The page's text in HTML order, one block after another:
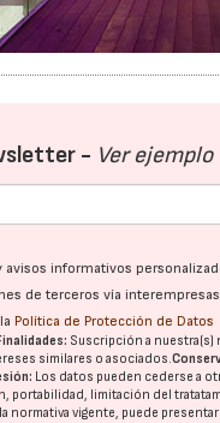
- Ver ejemplo
informativos
de terceros vía
Política de Protección de Datos
Suscripción a nuestra(s)
similares o asociados.
Los datos pueden cederse a
limitación del
normativa vigente, puede